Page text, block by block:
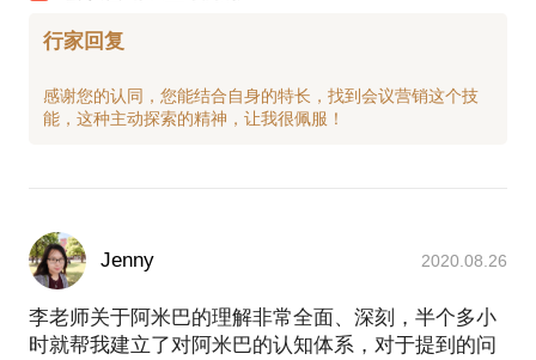
行家回复
感谢您的认同，您能结合自身的特长，找到会议营销这个技
Jenny 2020.08.26
李老师关于阿米巴的理解非常全面、深刻，半个多小
时就帮我建立了对阿米巴的认知体系，对于提到的问